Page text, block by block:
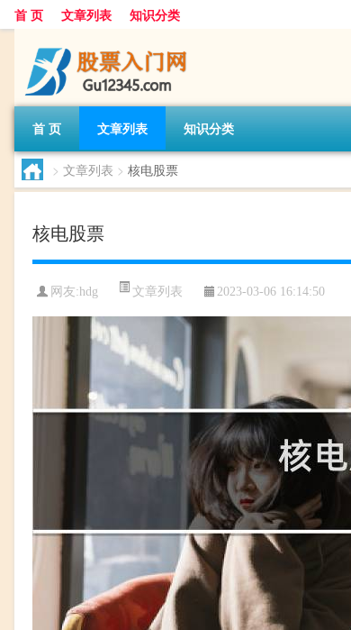
首 页 文章列表 知识分类
首 页 文章列表 知识分类
> 文章列表 > 核电股票
核电股票
网友:hdg 文章列表 2023-03-06 16:14:50